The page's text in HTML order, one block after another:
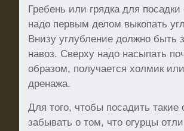
Гребень или грядка для
надо первым делом выкопать
Внизу углубление должно быть
навоз. Сверху надо насыпать
образом, получается холмик
дренажа.
Для того, чтобы посадить
забывать о том, что огурцы